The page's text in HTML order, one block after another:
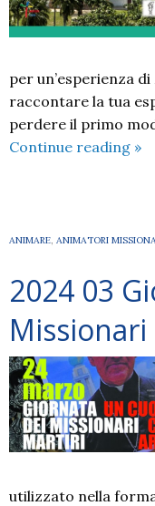
per un’esperienza
raccontare la tua
perdere il primo
Continue reading
–
la
»
ANIMARE, ANIMATORI
2024 03
utilizzato nella